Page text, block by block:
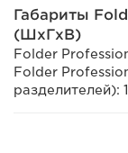
Габариты
(ШxГxВ)
Folder
Folder
разделителей):